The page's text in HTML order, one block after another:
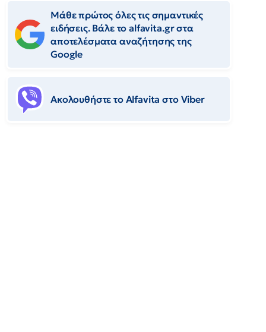
Μάθε πρώτος όλες τις σημαντικές
ειδήσεις. Βάλε το alfavita.gr στα
αποτελέσματα αναζήτησης της
Google
Ακολουθήστε το Αlfavita στο Viber